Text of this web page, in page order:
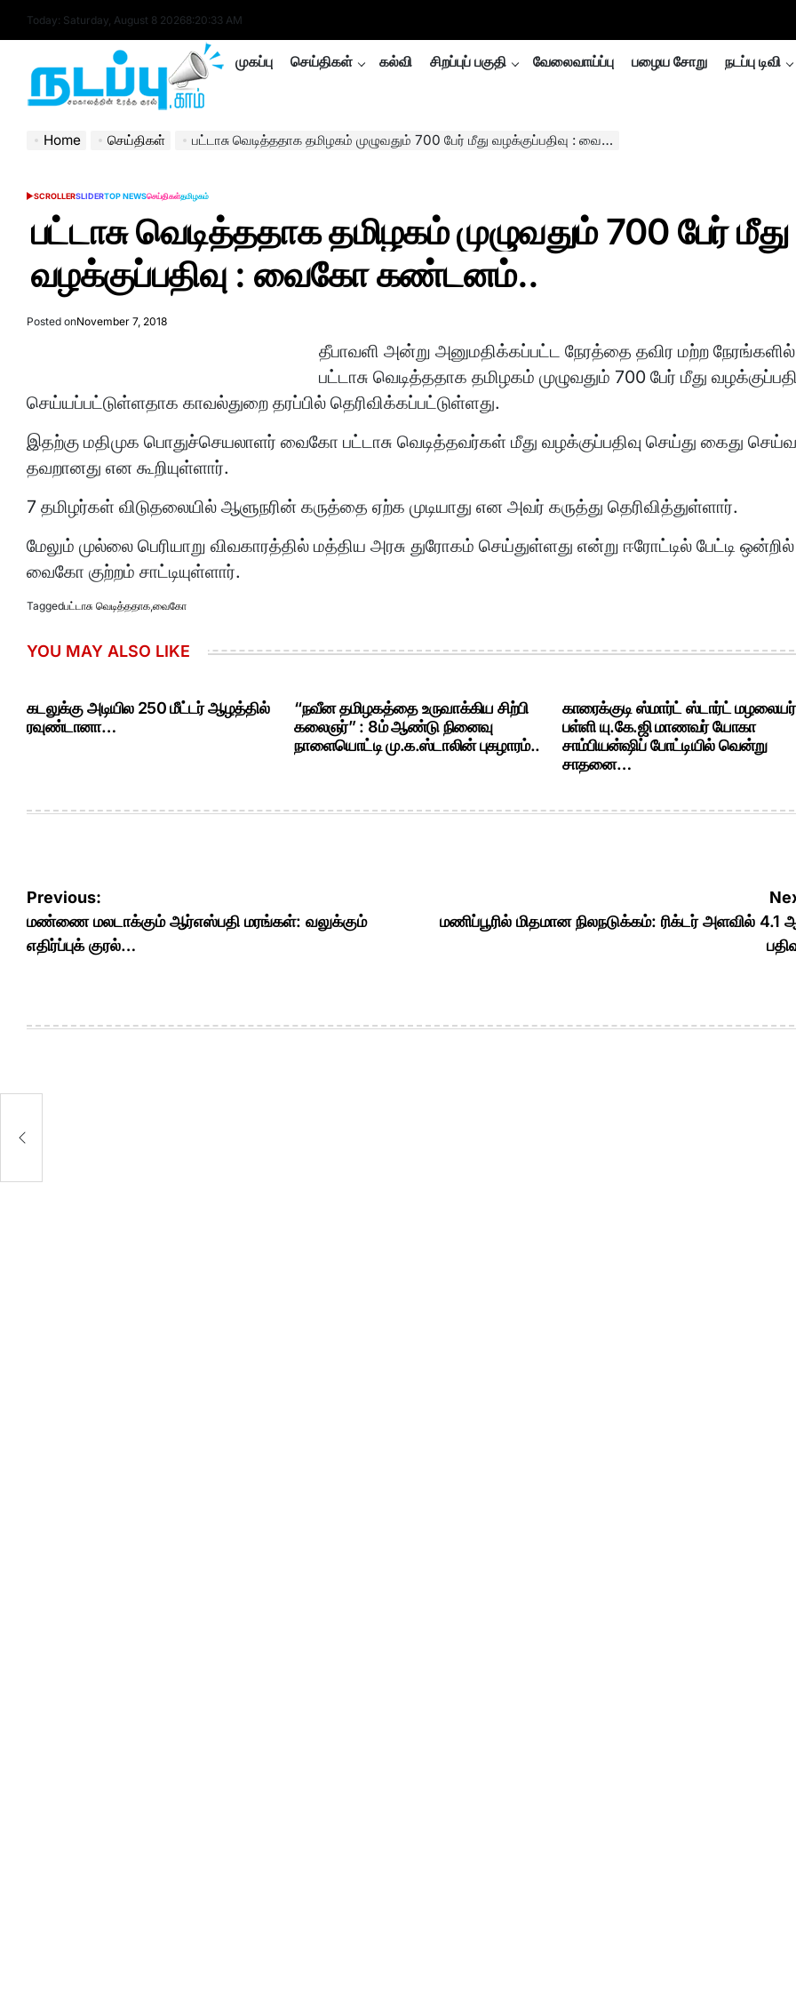
Today: Saturday, August 8 20268:20:33 AM
nadappu.com
முகப்பு செய்திகள் கல்வி சிறப்புப் பகுதி வேலைவாய்ப்பு பழைய சோறு நடப்பு டிவி
Home செய்திகள் பட்டாசு வெடித்ததாக தமிழகம் முழுவதும் 700 பேர் மீது வழக்குப்பதிவு : வைகோ கண்டனம்..
POSTED
SCROLLERSLIDERTOP NEWSசெய்திகள்தமிழகம்
பட்டாசு வெடித்ததாக தமிழகம் முழுவதும் 700 பேர் மீது
வழக்குப்பதிவு : வைகோ கண்டனம்..
Posted onNovember 7, 2018
தீபாவளி அன்று அனுமதிக்கப்பட்ட நேரத்தை தவிர மற்ற நேரங்களில்
பட்டாசு வெடித்ததாக தமிழகம் முழுவதும் 700 பேர் மீது
செய்யப்பட்டுள்ளதாக காவல்துறை தரப்பில் தெரிவிக்கப்பட்டுள்ளது.
இதற்கு மதிமுக பொதுச்செயலாளர் வைகோ பட்டாசு வெடித்தவர்கள் மீது வழக்குப்பதிவு செய்து கைது
தவறானது என கூறியுள்ளார்.
7 தமிழர்கள் விடுதலையில் ஆளுநரின் கருத்தை ஏற்க முடியாது என அவர் கருத்து தெரிவித்துள்ளார்.
மேலும் முல்லை பெரியாறு விவகாரத்தில் மத்திய அரசு துரோகம் செய்துள்ளது என்று ஈரோட்டில் பேட்டி ஒன்றில்
வைகோ குற்றம் சாட்டியுள்ளார்.
Taggedபட்டாசு வெடித்ததாக,வைகோ
YOU MAY ALSO LIKE
கடலுக்கு அடியில 250 மீட்டர் ஆழத்தில்
ரவுண்டானா…
“நவீன தமிழகத்தை உருவாக்கிய சிற்பி
கலைஞர்” : 8ம் ஆண்டு நினைவு
நாளையொட்டி மு.க.ஸ்டாலின் புகழாரம்..
காரைக்குடி ஸ்மார்ட் ஸ்டார்ட் மழலையர்
பள்ளி யு.கே.ஜி மாணவர் யோகா
சாம்பியன்ஷிப் போட்டியில் வென்று
சாதனை…
Post
navigation
Previous:
மண்ணை மலடாக்கும் ஆர்எஸ்பதி மரங்கள்: வலுக்கும்
எதிர்ப்புக் குரல்…
மணிப்பூரில் மிதமான நிலநடுக்கம்: ரிக்டர் அளவில் 4.1